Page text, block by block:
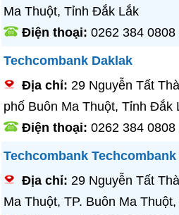
Ma Thuột, Tỉnh Đắk Lắk
Điện thoại:0262 384 0808
Techcombank Daklak
Địa chỉ:29 Nguyễn Tất
phố Buôn Ma Thuột, Tỉnh Đắk
Điện thoại:0262 384 0808
Techcombank
Địa chỉ:29 Nguyễn Tất
Ma Thuột, TP. Buôn Ma